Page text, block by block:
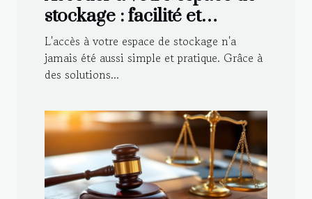
stockage : facilité et
convenance
L'accès à votre espace de stockage n'a
jamais été aussi simple et pratique. Grâce à
des solutions...